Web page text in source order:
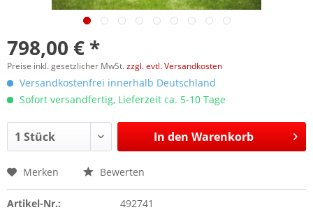
798,00 € *
Preise inkl. gesetzlicher MwSt.zzgl. evtl. Versandkosten
Versandkostenfrei innerhalb Deutschland
Sofort versandfertig, Lieferzeit ca. 5-10 Tage
In den Warenkorb
Merken Bewerten
Artikel-Nr.: 492741